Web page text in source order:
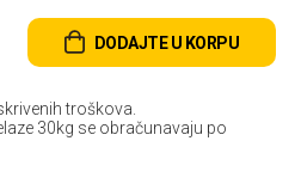
DODAJTE U KORPU
troškova.
30kg se obračunavaju po